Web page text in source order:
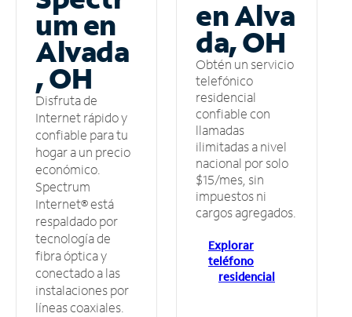
um en
Alvada
, OH
Disfruta de
Internet rápido y
confiable para tu
hogar a un precio
económico.
Spectrum
Internet® está
respaldado por
tecnología de
fibra óptica y
conectado a las
instalaciones por
líneas coaxiales.
en Alva
da, OH
Obtén un servicio
telefónico
residencial
confiable con
llamadas
ilimitadas a nivel
nacional por solo
$15/mes, sin
impuestos ni
cargos agregados.
Explorar
teléfono
residencial